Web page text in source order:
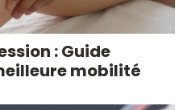
: Guide
mobilité